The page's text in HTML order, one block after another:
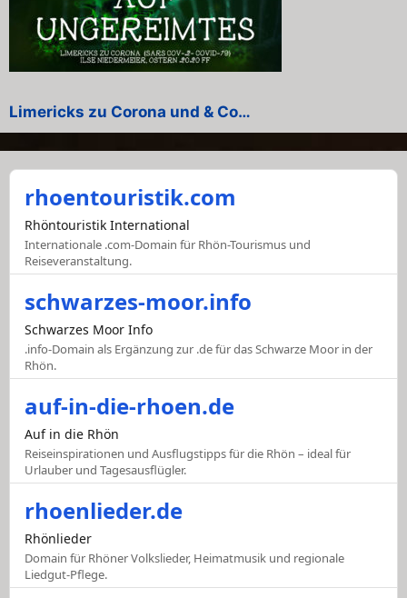
Limericks zu Corona und & Co…
rhoentouristik.com
Rhöntouristik International
Internationale .com-Domain für Rhön-Tourismus und
Reiseveranstaltung.
schwarzes-moor.info
Schwarzes Moor Info
.info-Domain als Ergänzung zur .de für das Schwarze Moor in der
Rhön.
auf-in-die-rhoen.de
Auf in die Rhön
Reiseinspirationen und Ausflugstipps für die Rhön – ideal für
Urlauber und Tagesausflügler.
rhoenlieder.de
Rhönlieder
Domain für Rhöner Volkslieder, Heimatmusik und regionale
Liedgut-Pflege.